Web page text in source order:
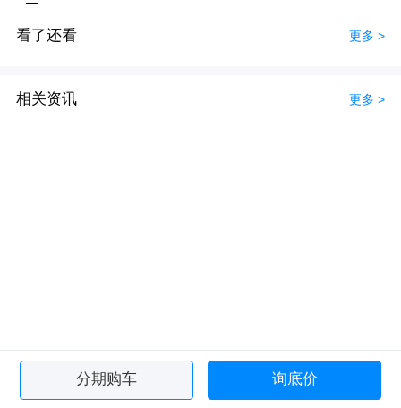
看了还看 更多 >
相关资讯 更多 >
分期购车 询底价